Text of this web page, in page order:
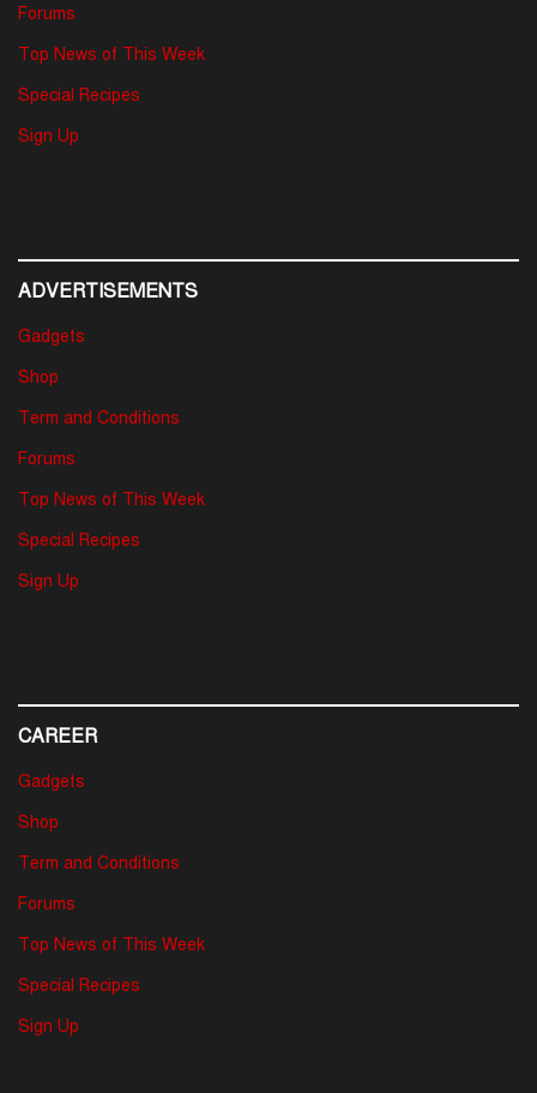
Forums
Top News of This Week
Special Recipes
Sign Up
ADVERTISEMENTS
Gadgets
Shop
Term and Conditions
Forums
Top News of This Week
Special Recipes
Sign Up
CAREER
Gadgets
Shop
Term and Conditions
Forums
Top News of This Week
Special Recipes
Sign Up